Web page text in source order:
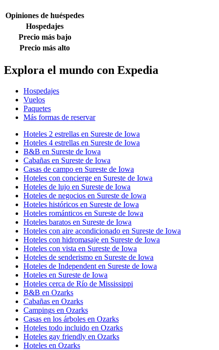
Opiniones de huéspedes
Hospedajes
Precio más bajo
Precio más alto
Explora el mundo con Expedia
Hospedajes
Vuelos
Paquetes
Más formas de reservar
Hoteles 2 estrellas en Sureste de Iowa
Hoteles 4 estrellas en Sureste de Iowa
B&B en Sureste de Iowa
Cabañas en Sureste de Iowa
Casas de campo en Sureste de Iowa
Hoteles con concierge en Sureste de Iowa
Hoteles de lujo en Sureste de Iowa
Hoteles de negocios en Sureste de Iowa
Hoteles históricos en Sureste de Iowa
Hoteles románticos en Sureste de Iowa
Hoteles baratos en Sureste de Iowa
Hoteles con aire acondicionado en Sureste de Iowa
Hoteles con hidromasaje en Sureste de Iowa
Hoteles con vista en Sureste de Iowa
Hoteles de senderismo en Sureste de Iowa
Hoteles de Independent en Sureste de Iowa
Hoteles en Sureste de Iowa
Hoteles cerca de Río de Mississippi
B&B en Ozarks
Cabañas en Ozarks
Campings en Ozarks
Casas en los árboles en Ozarks
Hoteles todo incluido en Ozarks
Hoteles gay friendly en Ozarks
Hoteles en Ozarks